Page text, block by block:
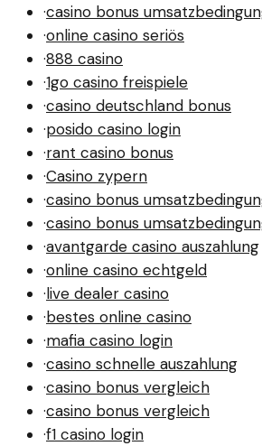
·casino bonus
·online casino seriös
·888 casino
·1go casino freispiele
·casino deutschland bonus
·posido casino login
·rant casino bonus
·Casino zypern
·casino bonus
·casino bonus
·avantgarde casino auszahlung
·online casino echtgeld
·live dealer casino
·bestes online casino
·mafia casino login
·casino schnelle auszahlung
·casino bonus vergleich
·casino bonus vergleich
·f1 casino login